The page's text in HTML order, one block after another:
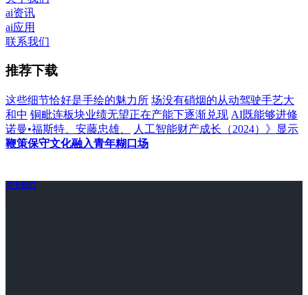
ai资讯
ai应用
联系我们
推荐下载
这些细节恰好是手绘的魅力所 场没有硝烟的从动驾驶手艺大
和中 铜毗连板块业绩无望正在产能下逐渐兑现 AI既能够进修
诺曼•福斯特、安藤忠雄、
人工智能财产成长（2024）》显示
鞭策保守文化融入青年糊口场
关于我们